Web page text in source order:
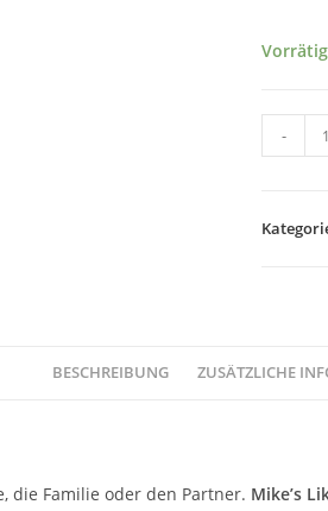
Vorrätig
Orangen
Eierlikör
-
BESCHREIBUNG ZUSÄTZLICHE
die Familie oder den Partner. Mike’s